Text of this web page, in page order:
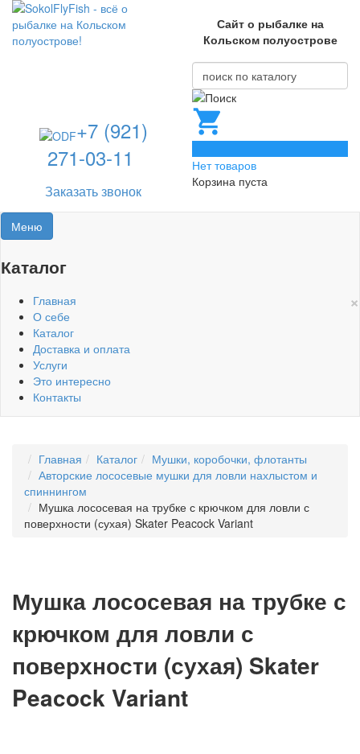
Сайт о рыбалке на
Кольском полуострове
+7 (921)
271-03-11
Заказать звонок
Нет товаров
Корзина пуста
Меню
Каталог
×
Главная
О себе
Каталог
Доставка и оплата
Услуги
Это интересно
Контакты
Главная Каталог
Мушки, коробочки, флотанты
Авторские лососевые мушки для ловли нахлыстом и
спиннингом
Мушка лососевая на трубке с крючком для ловли с
поверхности (сухая) Skater Peacock Variant
Мушка лососевая на трубке с
крючком для ловли с
поверхности (сухая) Skater
Peacock Variant